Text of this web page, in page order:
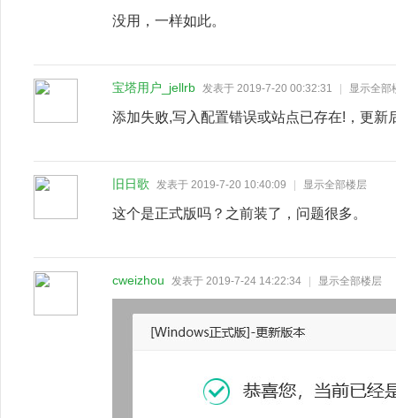
没用，一样如此。
宝塔用户_jellrb 发表于 2019-7-20 00:32:31 显示全部
添加失败,写入配置错误或站点已存在!，更
旧日歌 发表于 2019-7-20 10:40:09 显示全部楼层
这个是正式版吗？之前装了，问题很多。
cweizhou 发表于 2019-7-24 14:22:34 显示全部楼层